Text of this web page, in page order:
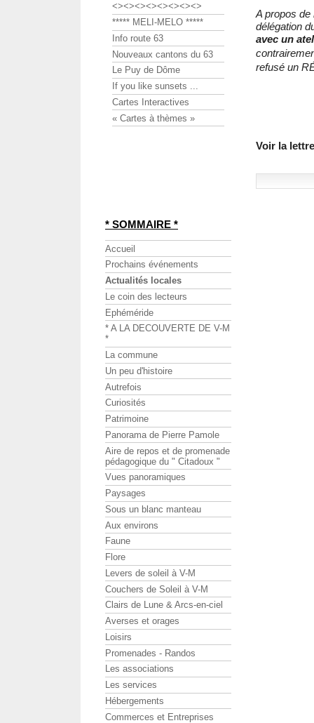
A propos
délégation
avec un
refusé un
Voir la
<><><><><><><><>
***** MELI-MELO *****
Info route 63
Nouveaux cantons du 63
Le Puy de Dôme
If you like sunsets ...
Cartes Interactives
« Cartes à thèmes »
* SOMMAIRE *
Accueil
Prochains événements
Actualités locales
Le coin des lecteurs
Ephéméride
* A LA DECOUVERTE DE V-M
*
La commune
Un peu d'histoire
Autrefois
Curiosités
Patrimoine
Panorama de Pierre Pamole
Aire de repos et de promenade
pédagogique du " Citadoux "
Vues panoramiques
Paysages
Sous un blanc manteau
Aux environs
Faune
Flore
Levers de soleil à V-M
Couchers de Soleil à V-M
Clairs de Lune & Arcs-en-ciel
Averses et orages
Loisirs
Promenades - Randos
Les associations
Les services
Hébergements
Commerces et Entreprises